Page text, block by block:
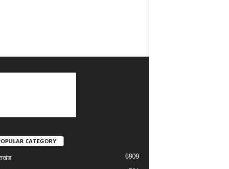
CATEGORY
6909